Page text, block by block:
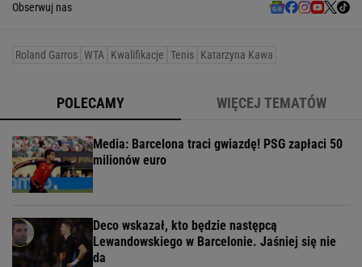
Obserwuj nas
Roland Garros WTA Kwalifikacje Tenis Katarzyna Kawa
POLECAMY WIĘCEJ TEMATÓW
Media: Barcelona traci gwiazdę! PSG zapłaci 50
milionów euro
Deco wskazał, kto będzie następcą
Lewandowskiego w Barcelonie. Jaśniej się nie
da